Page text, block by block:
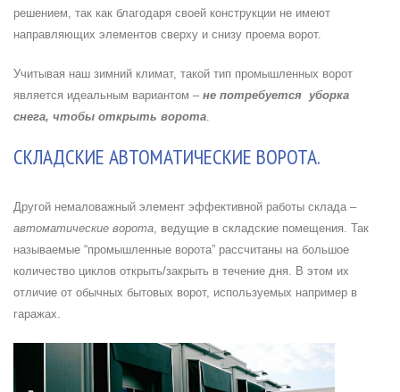
решением, так как благодаря своей конструкции не имеют
направляющих элементов сверху и снизу проема ворот.
Учитывая наш зимний климат, такой тип промышленных ворот
является идеальным вариантом – не потребуется уборка
снега, чтобы открыть ворота.
СКЛАДСКИЕ АВТОМАТИЧЕСКИЕ ВОРОТА.
Другой немаловажный элемент эффективной работы склада –
автоматические ворота, ведущие в складские помещения. Так
называемые “промышленные ворота” рассчитаны на большое
количество циклов открыть/закрыть в течение дня. В этом их
отличие от обычных бытовых ворот, используемых например в
гаражах.